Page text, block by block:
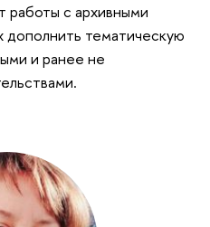
с архивными
дополнить тематическую
и ранее не